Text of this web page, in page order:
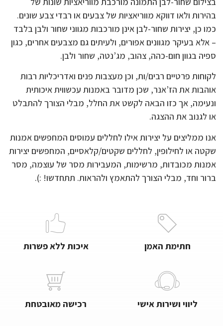
בהירות ולאו דווקא מווריאציות של צבעים או רבדי צבע שונים.
כמו כן, יצירות שחור-לבן אינן מורכבות מגווני שחור ולבן בלבד
– אלא בעיקר מגוונים אפורים, ולעיתים גם מצבעים אחרים, כגון
ספיה בגוון חום-כהה, צהוב, מג’נטה, שחור ולבן.
לקוחות פרטיים רבים/ות, וכן מעצבות פנים ואדריכליות רבות
אוהבות את הז’אנר, שכן מדובר באמנות עכשווית איכותית
ונעימה, אך כזו הבאה לקשט את החלל, מבלי הצורך להתבלט
או לגנוב את ההצגה.
אנו ממליצים על יצירות אילו לחללים עמוסים המחפשים אמנות
שקטה או לחילופין, לחללים שקטים/קלאסיים, המחפשים יצירות
אמנות מכובדות, מרשימות, המעבירות מסר של עוצמה, מסר
ברור וחד, מבלי הצורך להתאמץ ולהראות. תתחדשו! :).
חתימת האמן איכות ללא פשרות
ליווי ושירות אישי רכישה מאובטחת